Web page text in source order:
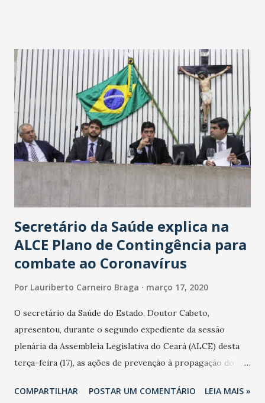
Secretário da Saúde explica na
ALCE Plano de Contingência para
combate ao Coronavírus
Por Lauriberto Carneiro Braga março 17, 2020
O secretário da Saúde do Estado, Doutor Cabeto,
apresentou, durante o segundo expediente da sessão
plenária da Assembleia Legislativa do Ceará (ALCE) desta
terça-feira (17), as ações de prevenção à propagação do
adotadas pelo Governo do Estado na contenção da
COMPARTILHAR POSTAR UM COMENTÁRIO LEIA MAIS »